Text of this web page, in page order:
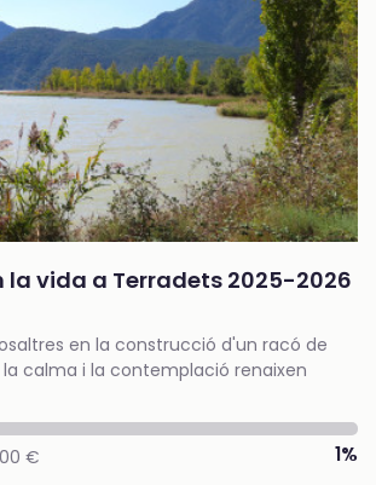
la vida a Terradets 2025-2026
en la construcció d'un racó de
calma i la contemplació renaixen
€ 1%